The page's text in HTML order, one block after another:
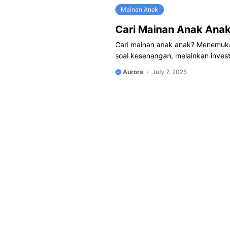
Mainan Anak
Cari Mainan Anak
Cari mainan anak anak?
soal kesenangan, melainkan
Aurora July 7, 2025